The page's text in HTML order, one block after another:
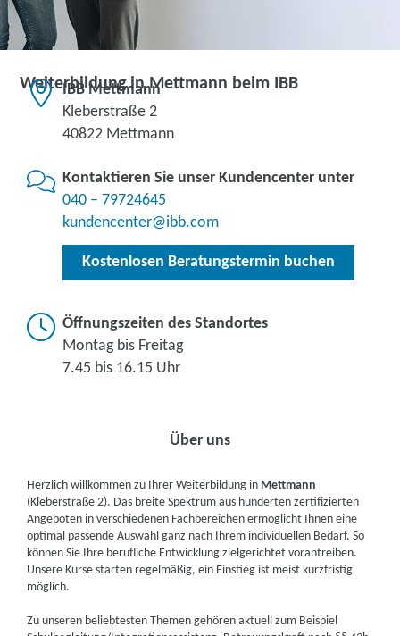
Weiterbildung in Mettmann beim IBB
IBB Mettmann
Kleberstraße 2
40822 Mettmann
Kontaktieren Sie unser Kundencenter unter
040 – 79724645
kundencenter@ibb.com
Kostenlosen Beratungstermin buchen
Öffnungszeiten des Standortes
Montag bis Freitag
7.45 bis 16.15 Uhr
Über uns
Herzlich willkommen zu Ihrer Weiterbildung in Mettmann
(Kleberstraße 2). Das breite Spektrum aus hunderten zertifizierten
Angeboten in verschiedenen Fachbereichen ermöglicht Ihnen eine
optimal passende Auswahl ganz nach Ihrem individuellen Bedarf. So
können Sie Ihre berufliche Entwicklung zielgerichtet vorantreiben.
Unsere Kurse starten regelmäßig, ein Einstieg ist meist kurzfristig
möglich.
Zu unseren beliebtesten Themen gehören aktuell zum Beispiel